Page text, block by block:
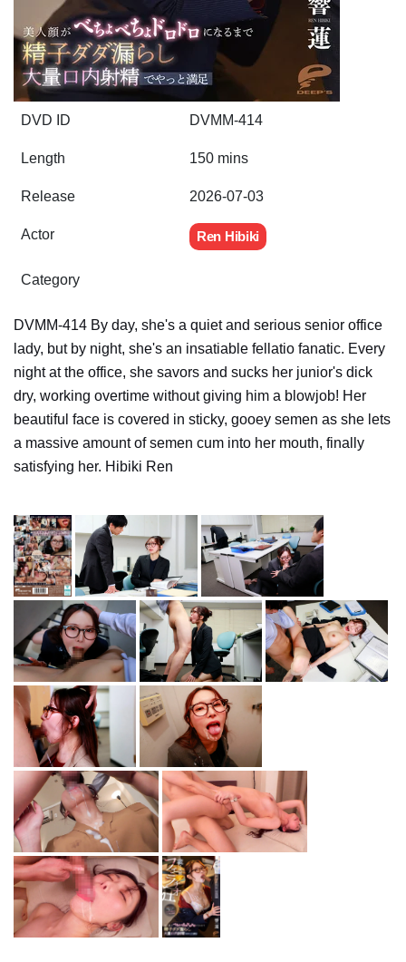
DVD ID DVMM-414
Length 150 mins
Release 2026-07-03
Actor Ren Hibiki
Category
DVMM-414 By day, she's a quiet and serious senior office
lady, but by night, she's an insatiable fellatio fanatic. Every
night at the office, she savors and sucks her junior's dick
dry, working overtime without giving him a blowjob! Her
beautiful face is covered in sticky, gooey semen as she lets
a massive amount of semen cum into her mouth, finally
satisfying her. Hibiki Ren